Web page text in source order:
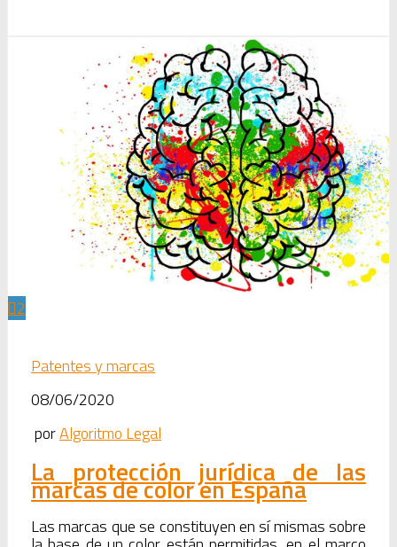
2
Patentes y marcas
08/06/2020
porAlgoritmo Legal
La protección jurídica de las
marcas de color en España
Las marcas que se constituyen en sí mismas sobre